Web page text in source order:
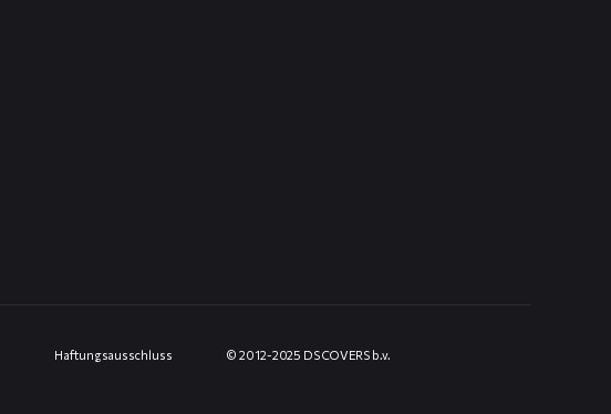
Haftungsausschluss © 2012-2025 DS COVERS b.v.